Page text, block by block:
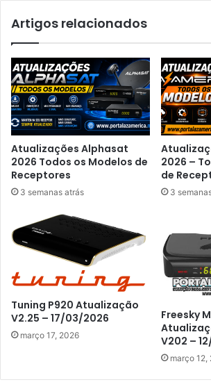
Artigos relacionados
Atualizações Alphasat
2026 Todos os Modelos de
Receptores
3 semanas atrás
2026 –
de
3
Tuning P920 Atualização
V2.25 – 17/03/2026
março 17, 2026
Freesky
V202 –
março 12,